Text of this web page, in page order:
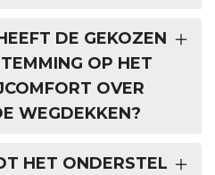
DE GEKOZEN
OP HET
OVER
WEGDEKKEN?
HET ONDERSTEL